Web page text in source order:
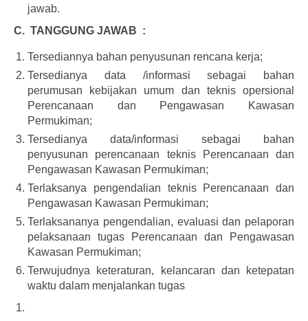
jawab.
C. TANGGUNG JAWAB :
Tersediannya bahan penyusunan rencana kerja;
Tersedianya data /informasi sebagai bahan
perumusan kebijakan umum dan teknis opersional
Perencanaan dan Pengawasan Kawasan
Permukiman;
Tersedianya data/informasi sebagai bahan
penyusunan perencanaan teknis Perencanaan dan
Pengawasan Kawasan Permukiman;
Terlaksanya pengendalian teknis Perencanaan dan
Pengawasan Kawasan Permukiman;
Terlaksananya pengendalian, evaluasi dan pelaporan
pelaksanaan tugas Perencanaan dan Pengawasan
Kawasan Permukiman;
Terwujudnya keteraturan, kelancaran dan ketepatan
waktu dalam menjalankan tugas